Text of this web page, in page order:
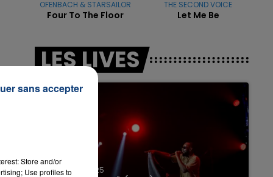
7h00 - 11h00
LA TEAM DE L'ÉTÉ
OFENBACH & STARSAILOR
Four To The Floor
THE SECOND VOICE
Let Me Be
LES LIVES
31 janvier 2025
Store and/or
Use profiles to
sans accepter